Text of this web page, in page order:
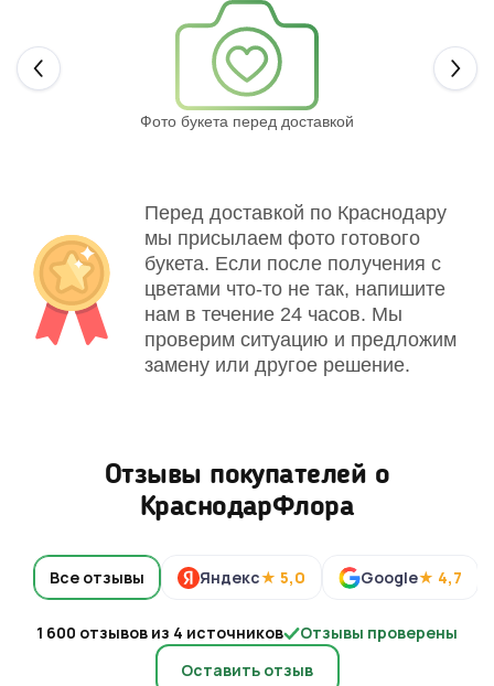
Фото букета перед доставкой
Перед доставкой по Краснодару
мы присылаем фото готового
букета. Если после получения с
цветами что-то не так, напишите
нам в течение 24 часов. Мы
проверим ситуацию и предложим
замену или другое решение.
Отзывы покупателей о
КраснодарФлора
Все отзывы Яндекс★ 5,0 Google★ 4,7
1 600 отзывов из 4 источников
Отзывы проверены
Оставить отзыв